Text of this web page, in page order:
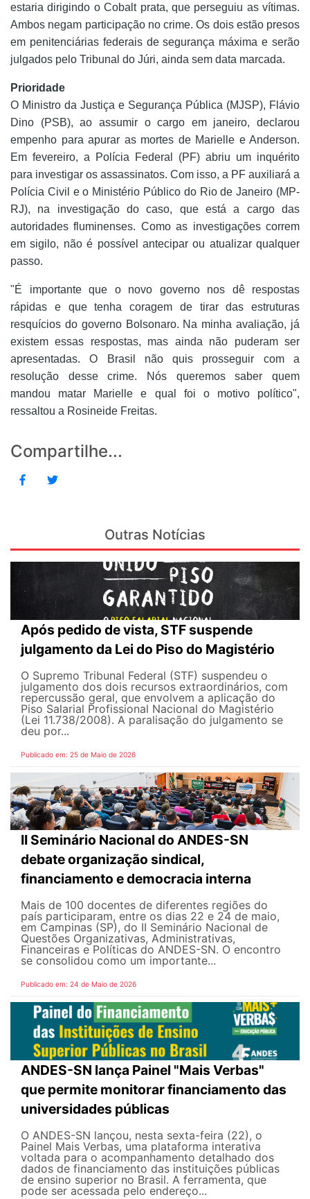
estaria dirigindo o Cobalt prata, que perseguiu as vítimas.
Ambos negam participação no crime. Os dois estão presos
em penitenciárias federais de segurança máxima e serão
julgados pelo Tribunal do Júri, ainda sem data marcada.
Prioridade
O Ministro da Justiça e Segurança Pública (MJSP), Flávio
Dino (PSB), ao assumir o cargo em janeiro, declarou
empenho para apurar as mortes de Marielle e Anderson.
Em fevereiro, a Polícia Federal (PF) abriu um inquérito
para investigar os assassinatos. Com isso, a PF auxiliará a
Polícia Civil e o Ministério Público do Rio de Janeiro (MP-
RJ), na investigação do caso, que está a cargo das
autoridades fluminenses. Como as investigações correm
em sigilo, não é possível antecipar ou atualizar qualquer
passo.
"É importante que o novo governo nos dê respostas
rápidas e que tenha coragem de tirar das estruturas
resquícios do governo Bolsonaro. Na minha avaliação, já
existem essas respostas, mas ainda não puderam ser
apresentadas. O Brasil não quis prosseguir com a
resolução desse crime. Nós queremos saber quem
mandou matar Marielle e qual foi o motivo político",
ressaltou a Rosineide Freitas.
Compartilhe...
Outras Notícias
Após pedido de vista, STF suspende
julgamento da Lei do Piso do Magistério
O Supremo Tribunal Federal (STF) suspendeu o
julgamento dos dois recursos extraordinários, com
repercussão geral, que envolvem a aplicação do
Piso Salarial Profissional Nacional do Magistério
(Lei 11.738/2008). A paralisação do julgamento se
deu por...
Publicado em: 25 de Maio de 2026
II Seminário Nacional do ANDES-SN
debate organização sindical,
financiamento e democracia interna
Mais de 100 docentes de diferentes regiões do
país participaram, entre os dias 22 e 24 de maio,
em Campinas (SP), do II Seminário Nacional de
Questões Organizativas, Administrativas,
Financeiras e Políticas do ANDES-SN. O encontro
se consolidou como um importante...
Publicado em: 24 de Maio de 2026
ANDES-SN lança Painel "Mais Verbas"
que permite monitorar financiamento das
universidades públicas
O ANDES-SN lançou, nesta sexta-feira (22), o
Painel Mais Verbas, uma plataforma interativa
voltada para o acompanhamento detalhado dos
dados de financiamento das instituições públicas
de ensino superior no Brasil. A ferramenta, que
pode ser acessada pelo endereço...